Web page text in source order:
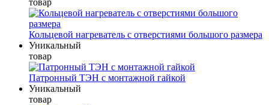
товар
Кольцевой нагреватель с отверстиями большого размера
Уникальный
товар
Патронный ТЭН с монтажной гайкой
Уникальный
товар